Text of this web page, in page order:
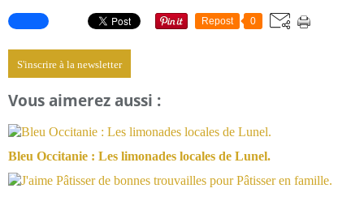
Repost 0
S'inscrire à la newsletter
Vous aimerez aussi :
Bleu Occitanie : Les limonades locales de Lunel.